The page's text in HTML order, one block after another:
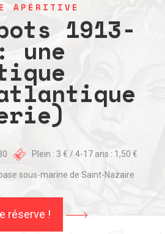
APÉRITIVE
1913-
une
Plein : 3 € / 4-17 ans : 1,50 €
sous-marine de Saint-Nazaire
réserve !